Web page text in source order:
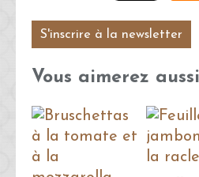
S'inscrire à la newsletter
Vous aimerez